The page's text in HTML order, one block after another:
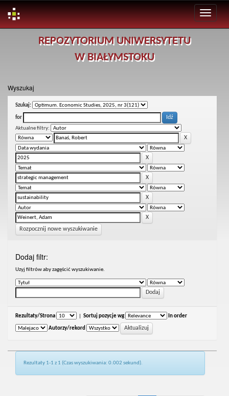
REPOZYTORIUM UNIWERSYTETU
W BIAŁYMSTOKU
Wyszukaj
Szukaj:
for
Aktualne filtry:
Rozpocznij nowe wyszukiwanie
Dodaj filtr:
Uzyj filtrów aby zagęścić wyszukiwanie.
Rezultaty/Strona Sortuj pozycje wg In order
Autorzy/rekord
Rezultaty 1-1 z 1 (Czas wyszukiwania: 0.002 sekund).